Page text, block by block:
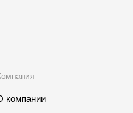
компании